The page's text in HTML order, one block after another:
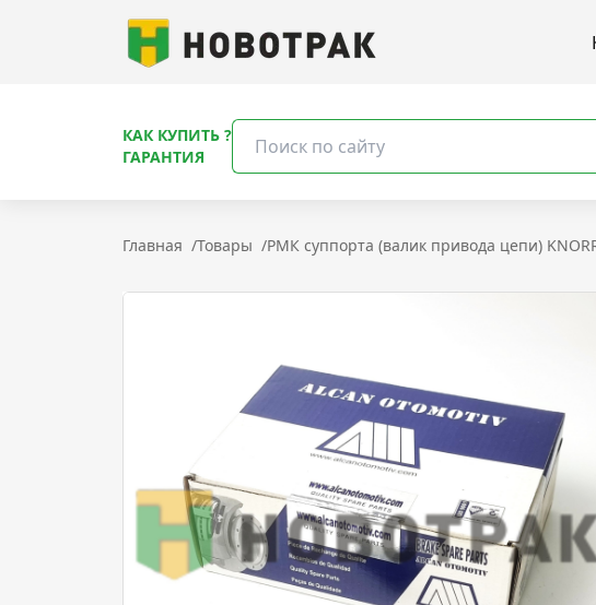
КАК КУПИТЬ ?
ГАРАНТИЯ
Главная /Товары /РМК суппорта (валик привода цепи)